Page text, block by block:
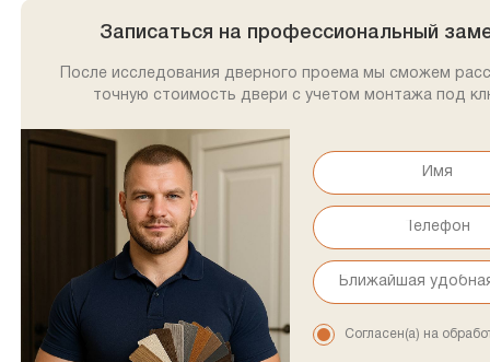
Записаться на профессиональный
После исследования дверного проема мы сможем
точную стоимость двери с учетом монтажа под
Согласен(а) на